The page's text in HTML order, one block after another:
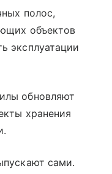
полос,
объектов
эксплуатации
обновляют
хранения
сами.